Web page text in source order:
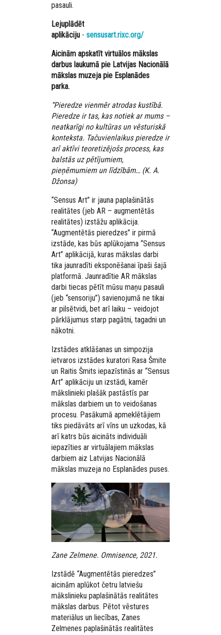
pasauli.
Lejuplādēt
aplikāciju - sensusart.rixc.org/
Aicinām apskatīt virtuālos mākslas
darbus laukumā pie Latvijas Nacionālā
mākslas muzeja pie Esplanādes
parka.
“Pieredze vienmēr atrodas kustībā.
Pieredze ir tas, kas notiek ar mums –
neatkarīgi no kultūras un vēsturiskā
konteksta. Tačuvienlaikus pieredze ir
arī aktīvi teoretizējošs process, kas
balstās uz pētījumiem,
pieņēmumiem un līdzībām… (K. A.
Džonsa)
“Sensus Art” ir jauna paplašinātās
realitātes (jeb AR – augmentētās
realitātes) izstāžu aplikācija.
“Augmentētās pieredzes” ir pirmā
izstāde, kas būs aplūkojama “Sensus
Art” aplikācijā, kuras mākslas darbi
tika jaunradīti eksponēšanai īpaši šajā
platformā. Jaunradītie AR mākslas
darbi tiecas pētīt mūsu maņu pasauli
(jeb “sensoriju”) savienojumā ne tikai
ar pilsētvidi, bet arī laiku – veidojot
pārklājumus starp pagātni, tagadni un
nākotni.
Izstādes atklāšanas un simpozija
ietvaros izstādes kuratori Rasa Šmite
un Raitis Šmits iepazīstinās ar “Sensus
Art” aplikāciju un izstādi, kamēr
mākslinieki plašāk pastāstīs par
mākslas darbiem un to veidošanas
procesu. Pasākumā apmeklētājiem
tiks piedāvāts arī vīns un uzkodas, kā
arī katrs būs aicināts individuāli
iepazīties ar virtuālajiem mākslas
darbiem aiz Latvijas Nacionālā
mākslas muzeja no Esplanādes puses.
Zane Zelmene. Omnisence, 2021.
Izstādē “Augmentētās pieredzes”
aicinām aplūkot četru latviešu
mākslinieku paplašinātās realitātes
mākslas darbus. Pētot vēstures
materiālus un liecības, Zanes
Zelmenes paplašinātās realitātes